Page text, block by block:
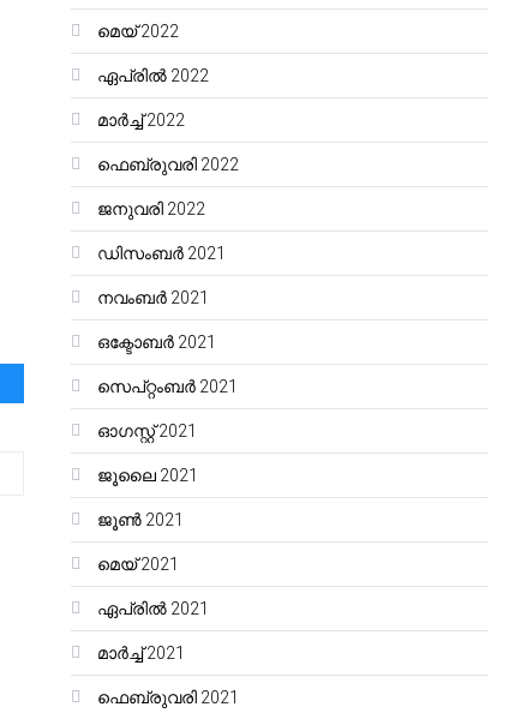
മെയ്‌ 2022
ഏപ്രിൽ 2022
മാർച്ച്‌ 2022
ഫെബ്രുവരി 2022
ജനുവരി 2022
ഡിസംബർ 2021
നവംബർ 2021
ഒക്ടോബർ 2021
സെപ്റ്റംബർ 2021
ഓഗസ്റ്റ്‌ 2021
ജൂലൈ 2021
ജൂൺ 2021
മെയ്‌ 2021
ഏപ്രിൽ 2021
മാർച്ച്‌ 2021
ഫെബ്രുവരി 2021